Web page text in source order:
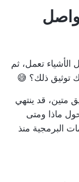
تعمل، ثم
توثيق ذلك؟ 😅
متين، قد ينتهي
ماذا ومتى
البرمجية منذ